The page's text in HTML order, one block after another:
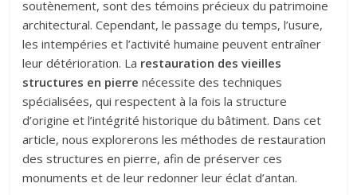
soutènement, sont des témoins précieux du patrimoine
architectural. Cependant, le passage du temps, l’usure,
les intempéries et l’activité humaine peuvent entraîner
leur détérioration. La restauration des vieilles
structures en pierre nécessite des techniques
spécialisées, qui respectent à la fois la structure
d’origine et l’intégrité historique du bâtiment. Dans cet
article, nous explorerons les méthodes de restauration
des structures en pierre, afin de préserver ces
monuments et de leur redonner leur éclat d’antan.